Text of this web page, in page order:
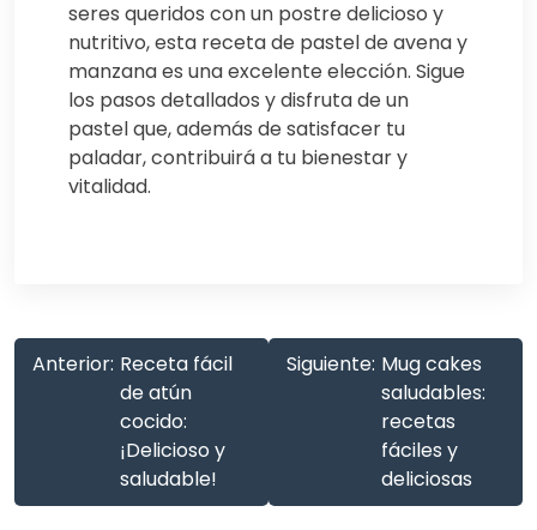
seres queridos con un postre delicioso y
nutritivo, esta receta de pastel de avena y
manzana es una excelente elección. Sigue
los pasos detallados y disfruta de un
pastel que, además de satisfacer tu
paladar, contribuirá a tu bienestar y
vitalidad.
Anterior: Receta fácil
de atún
cocido:
¡Delicioso y
saludable!
Siguiente: Mug cakes
saludables:
recetas
fáciles y
deliciosas